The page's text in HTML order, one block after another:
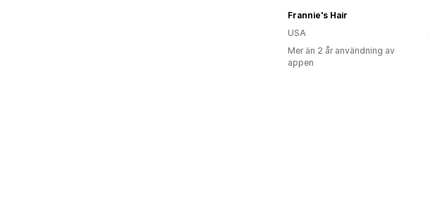
Frannie's Hair
USA
Mer än 2 år användning av
appen